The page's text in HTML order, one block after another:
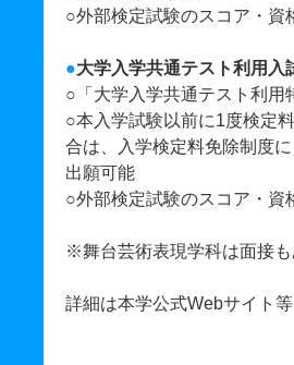
○外部検定試験のスコア・資
●大学入学共通テスト利用入
○「大学入学共通テスト利用
○本入学試験以前に1度検定
合は、入学検定料免除制度
出願可能
○外部検定試験のスコア・資
※舞台芸術表現学科は面接も
詳細は本学公式Webサイト等